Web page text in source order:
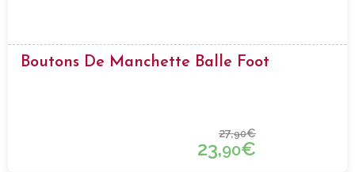
Boutons De Manchette Balle Foot
27,90€
23,90€